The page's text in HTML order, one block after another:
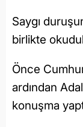
Saygı
birlikte
Önce
ardından
konuşma